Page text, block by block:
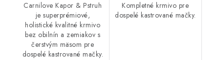
Carnilove Kapor & Pstruh
je superprémiové,
holistické kvalitné krmivo
bez obilnín a zemiakov s
čerstvým mäsom pre
dospelé kastrované mačky.
Kompletné krmivo pre
dospelé kastrované mačky.